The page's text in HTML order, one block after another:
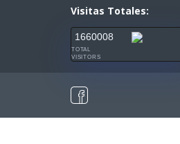
Visitas Totales:
1660008
TOTAL
VISITORS